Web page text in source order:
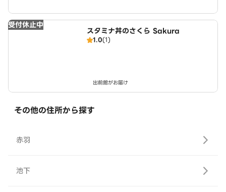
受付休止中
スタミナ丼のさくら Sakura
1.0(1)
出前館がお届け
その他の住所から探す
赤羽
池下